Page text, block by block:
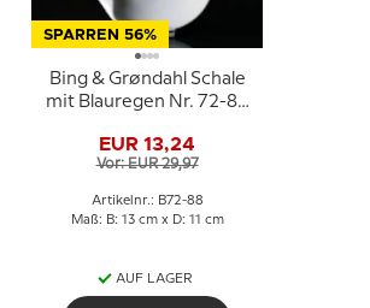
SPARREN 56%
Bing & Grøndahl Schale
mit Blauregen Nr. 72-88
EUR 13,24
Vor: EUR 29,97
Artikelnr.: B72-88
Maß: B: 13 cm x D: 11 cm
AUF LAGER